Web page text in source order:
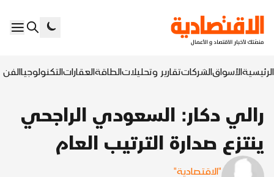
الرئيسيةالأسواقالشركاتتقارير وتحليلاتالطاقةالعقاراتالتكنولوجياالفن
رالي دكار: السعودي الراجحي
ينتزع صدارة الترتيب العام
"الاقتصادية"